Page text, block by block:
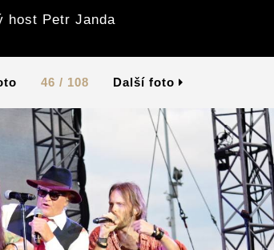
host Petr Janda
46 / 108 Další foto